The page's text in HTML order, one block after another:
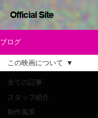
Official Site
ブログ
全ての記事
スタッフ紹介
制作風景
この映画について